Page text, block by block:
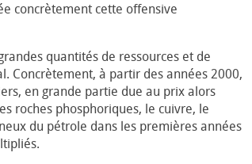
concrètement cette offensive
quantités de ressources et de
Concrètement, à partir des années 2000,
en grande partie due au prix alors
roches phosphoriques, le cuivre, le
du pétrole dans les premières années